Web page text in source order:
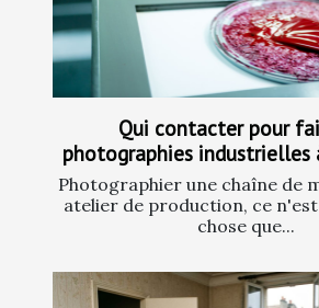
Qui contacter pour
photographies industrielles
Photographier une chaîne de
atelier de production, ce
chose que...